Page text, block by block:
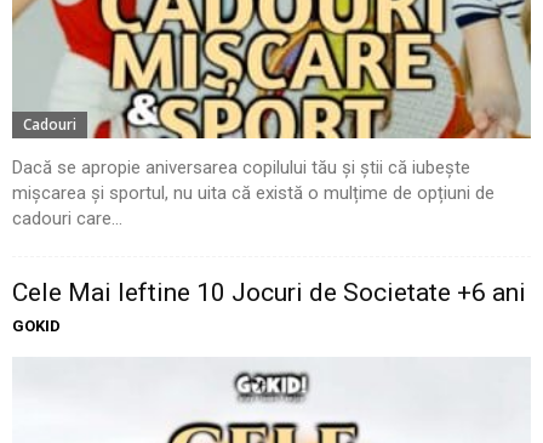
Cadouri
Dacă se apropie aniversarea copilului tău și știi că iubește
mișcarea și sportul, nu uita că există o mulțime de opțiuni de
cadouri care...
Cele Mai Ieftine 10 Jocuri de Societate +6 ani
GOKID